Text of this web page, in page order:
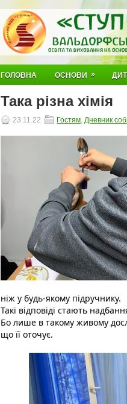
ГОЛОВНА ОСНОВИ »
Така різна хімія
23.11.22 Гостям, Дневник
ніж у будь-якому підручнику.
Такі відповіді стають
Бо лише в такому живому
що її оточує.